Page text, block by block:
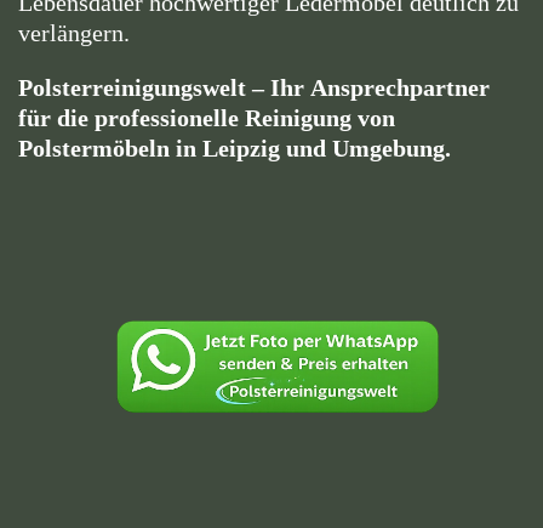
verlängern.
Polsterreinigungswelt – Ihr Ansprechpartner
für die professionelle Reinigung von
Polstermöbeln in Leipzig und Umgebung.